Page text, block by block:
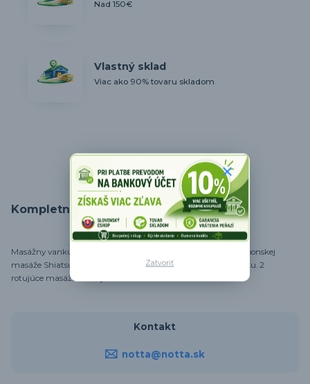
Nad 150€
Vlastný sklad
Viac ako 90% tovaru skladom
Kompletné špecifikácie
Masážny vankúš FIT Life CHM-608 napodobňuje techniku japonskej
masáže Shiatsu. Relax a úľava pre unavené svaly chrbta a krku. 2
rotujúce masážne hlavy. Viacero funkcií.
Kontakt
notta@notta.sk
Zatvoriť